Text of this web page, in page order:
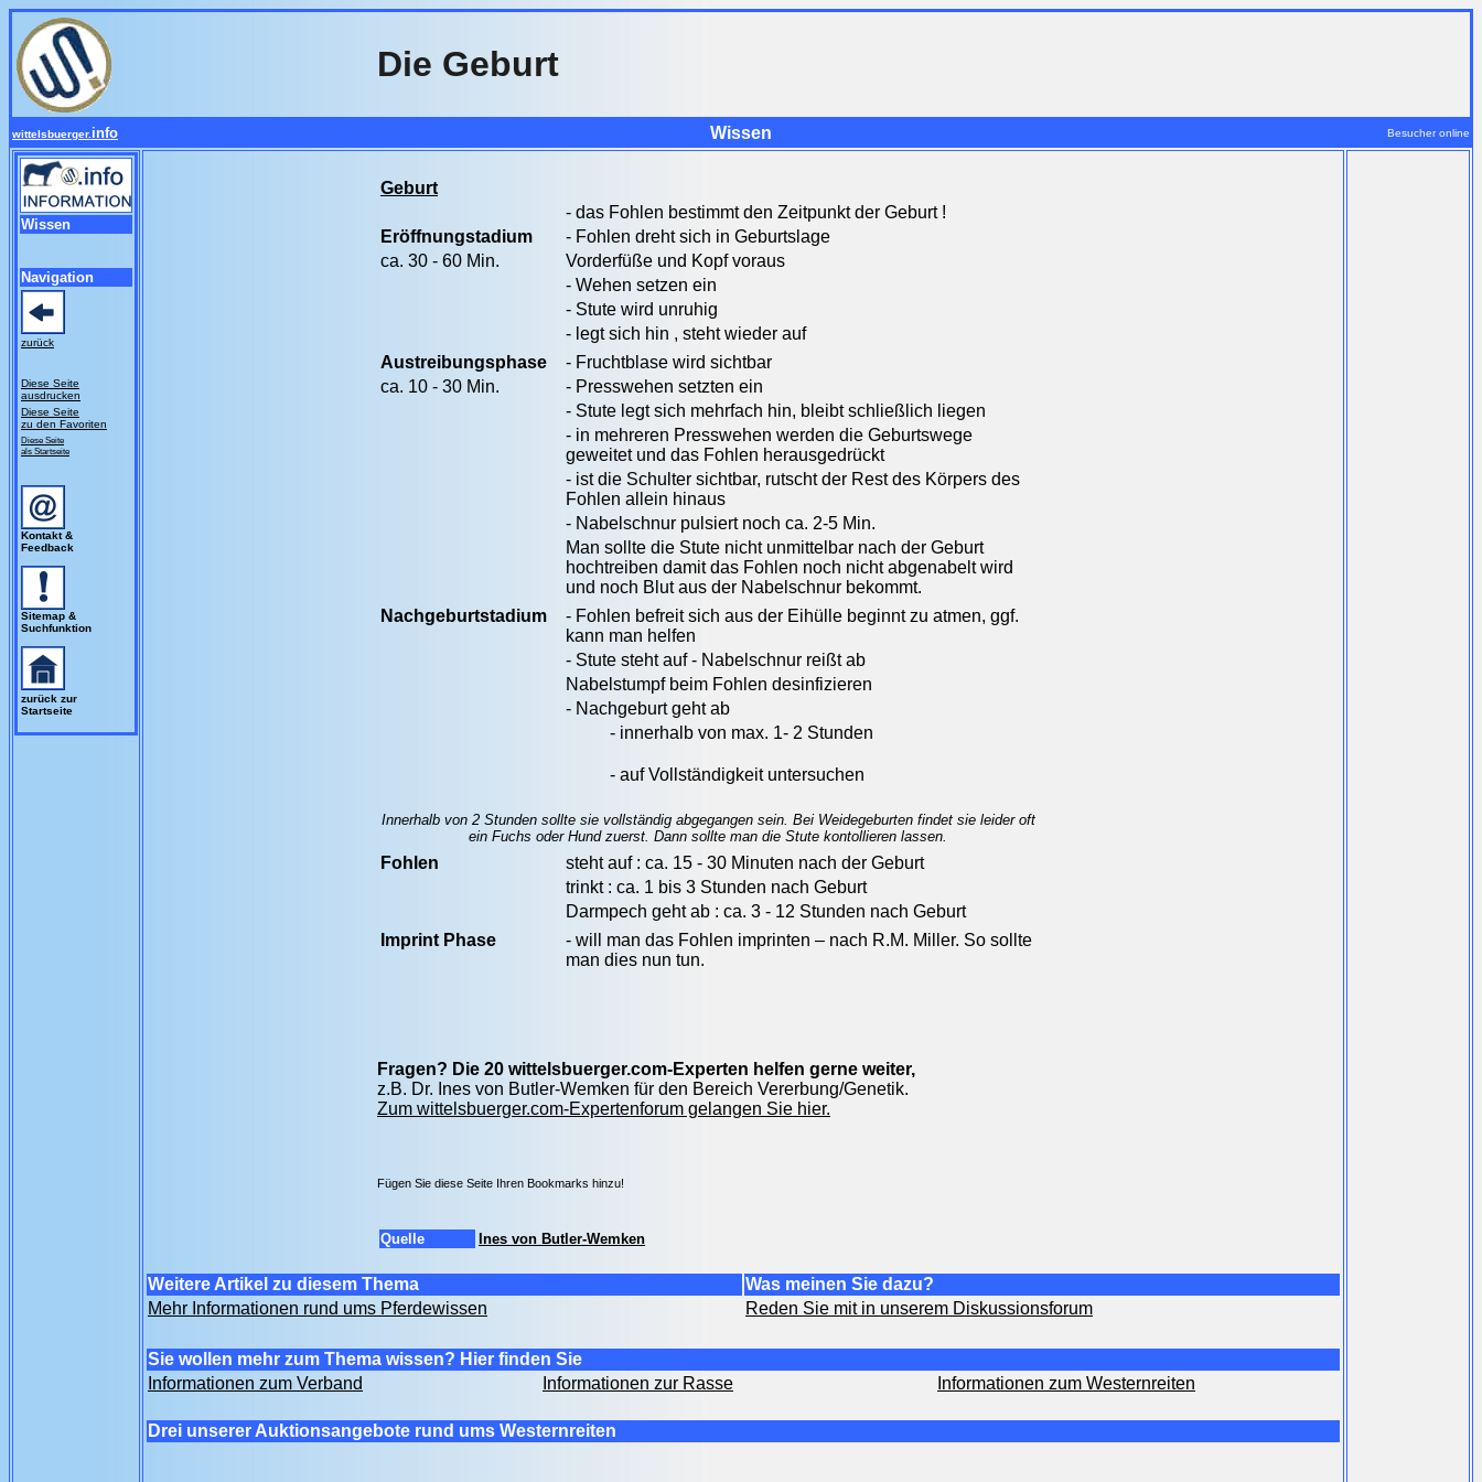
Die Geburt
wittelsbuerger. info Wissen Besucher online
Wissen
Navigation
zurück
Diese Seite
ausdrucken
Diese Seite
zu den Favoriten
Diese Seite
als Startseite
Kontakt &
Feedback
Sitemap &
Suchfunktion
zurück zur
Startseite
Geburt
- das Fohlen bestimmt den Zeitpunkt der Geburt !
Eröffnungstadium
- Fohlen dreht sich in Geburtslage
ca. 30 - 60 Min.
Vorderfüße und Kopf voraus
- Wehen setzen ein
- Stute wird unruhig
- legt sich hin , steht wieder auf
Austreibungsphase
- Fruchtblase wird sichtbar
ca. 10 - 30 Min.
- Presswehen setzten ein
- Stute legt sich mehrfach hin, bleibt schließlich liegen
- in mehreren Presswehen werden die Geburtswege
geweitet und das Fohlen herausgedrückt
- ist die Schulter sichtbar, rutscht der Rest des Körpers des
Fohlen allein hinaus
- Nabelschnur pulsiert noch ca. 2-5 Min.
Man sollte die Stute nicht unmittelbar nach der Geburt
hochtreiben damit das Fohlen noch nicht abgenabelt wird
und noch Blut aus der Nabelschnur bekommt.
Nachgeburtstadium
- Fohlen befreit sich aus der Eihülle beginnt zu atmen, ggf.
kann man helfen
- Stute steht auf - Nabelschnur reißt ab
Nabelstumpf beim Fohlen desinfizieren
- Nachgeburt geht ab
- innerhalb von max. 1- 2 Stunden
- auf Vollständigkeit untersuchen
Innerhalb von 2 Stunden sollte sie vollständig abgegangen sein. Bei Weidegeburten findet sie leider oft
ein Fuchs oder Hund zuerst. Dann sollte man die Stute kontollieren lassen.
Fohlen
steht auf : ca. 15 - 30 Minuten nach der Geburt
trinkt : ca. 1 bis 3 Stunden nach Geburt
Darmpech geht ab : ca. 3 - 12 Stunden nach Geburt
Imprint Phase
- will man das Fohlen imprinten – nach R.M. Miller. So sollte
man dies nun tun.
Fragen? Die 20 wittelsbuerger.com-Experten helfen gerne weiter,
z.B. Dr. Ines von Butler-Wemken für den Bereich Vererbung/Genetik.
Zum wittelsbuerger.com-Expertenforum gelangen Sie hier.
Fügen Sie diese Seite Ihren Bookmarks hinzu!
Quelle Ines von Butler-Wemken
Weitere Artikel zu diesem Thema
Was meinen Sie dazu?
Mehr Informationen rund ums Pferdewissen
Reden Sie mit in unserem Diskussionsforum
Sie wollen mehr zum Thema wissen? Hier finden Sie
Informationen zum Verband
Informationen zur Rasse Informationen zum Westernreiten
Drei unserer Auktionsangebote rund ums Westernreiten